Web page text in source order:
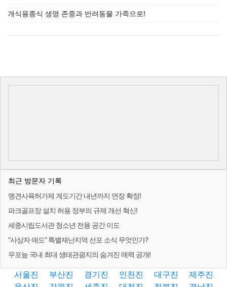
개식용종식 생명 존중과 반려동물 가족으로!
최근 방문자 기록
맹견사육허가제 계도기간 내년까지 연장 확정!
파크골프장 설치 허용 정부의 규제 개선 혁신!
세종시립도서관 청소년 전용 공간 이도
“사상자 애도” 특별재난지역 선포 소식 무엇인가?
우포늪 국내 최대 생태관광지의 숨겨진 매력 공개!
서울진 부산진 경기진 인천진 대구진
제주진